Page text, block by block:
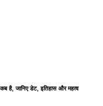
है, जानिए डेट, इतिहास और महत्व